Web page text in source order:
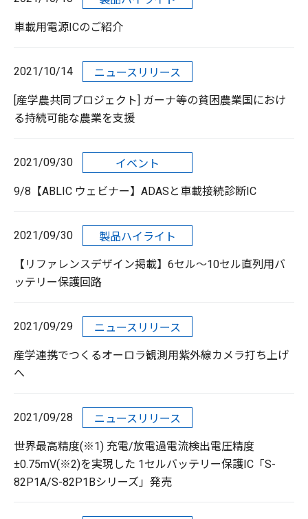
車載用電源ICのご紹介
2021/10/14 ニュースリリース
[産学農共同プロジェクト] ガーナ等の貧困農業国におけ
る持続可能な農業を支援
2021/09/30 イベント
9/8【ABLIC ウェビナー】ADASと車載接続診断IC
2021/09/30 製品ハイライト
【リファレンスデザイン掲載】6セル～10セル直列用バ
ッテリー保護回路
2021/09/29 ニュースリリース
産学連携でつくるオーロラ観測用紫外線カメラ打ち上げ
へ
2021/09/28 ニュースリリース
世界最高精度(※1) 充電/放電過電流検出電圧精度
±0.75mV(※2)を実現した 1セルバッテリー保護IC「S-
82P1A/S-82P1Bシリーズ」発売